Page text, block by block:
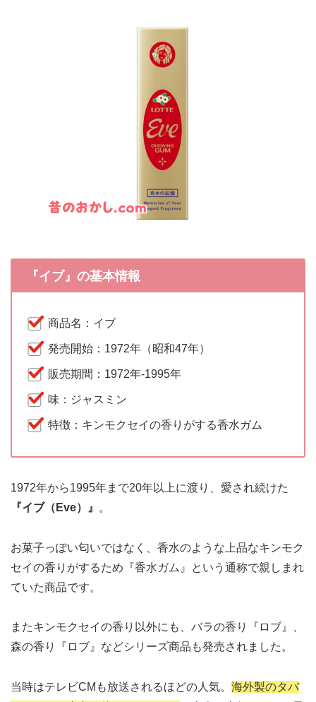
『イブ』の基本情報
商品名：イブ
発売開始：1972年（昭和47年）
販売期間：1972年-1995年
味：ジャスミン
特徴：キンモクセイの香りがする香水ガム
1972年から1995年まで20年以上に渡り、愛され続けた
『イブ（Eve）』
。
お菓子っぽい匂いではなく、香水のような上品なキンモク
セイの香りがするため『香水ガム』という通称で親しまれ
ていた商品です。
またキンモクセイの香り以外にも、バラの香り『ロブ』、
森の香り『ロブ』などシリーズ商品も発売されました。
当時はテレビCMも放送されるほどの人気。 海外製のタバ